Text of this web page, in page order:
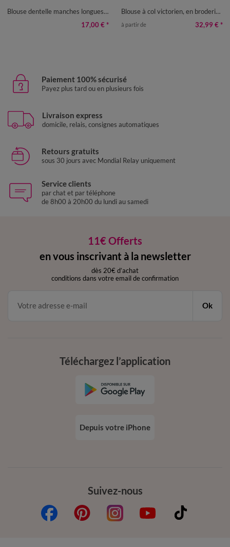
Blouse dentelle manches longues blousantes
17,00 € *
Blouse à col victorien, en broderie anglaise
à partir de 32,99 € *
Paiement 100% sécurisé
Payez plus tard ou en plusieurs fois
Livraison express
domicile, relais, consignes automatiques
Retours gratuits
sous 30 jours avec Mondial Relay uniquement
Service clients
par chat et par téléphone
de 8h00 à 20h00 du lundi au samedi
11€ Offerts
en vous inscrivant à la newsletter
dès 20€ d’achat
conditions dans votre email de confirmation
Ok
Suivez-nous
Téléchargez l’application
Depuis votre iPhone